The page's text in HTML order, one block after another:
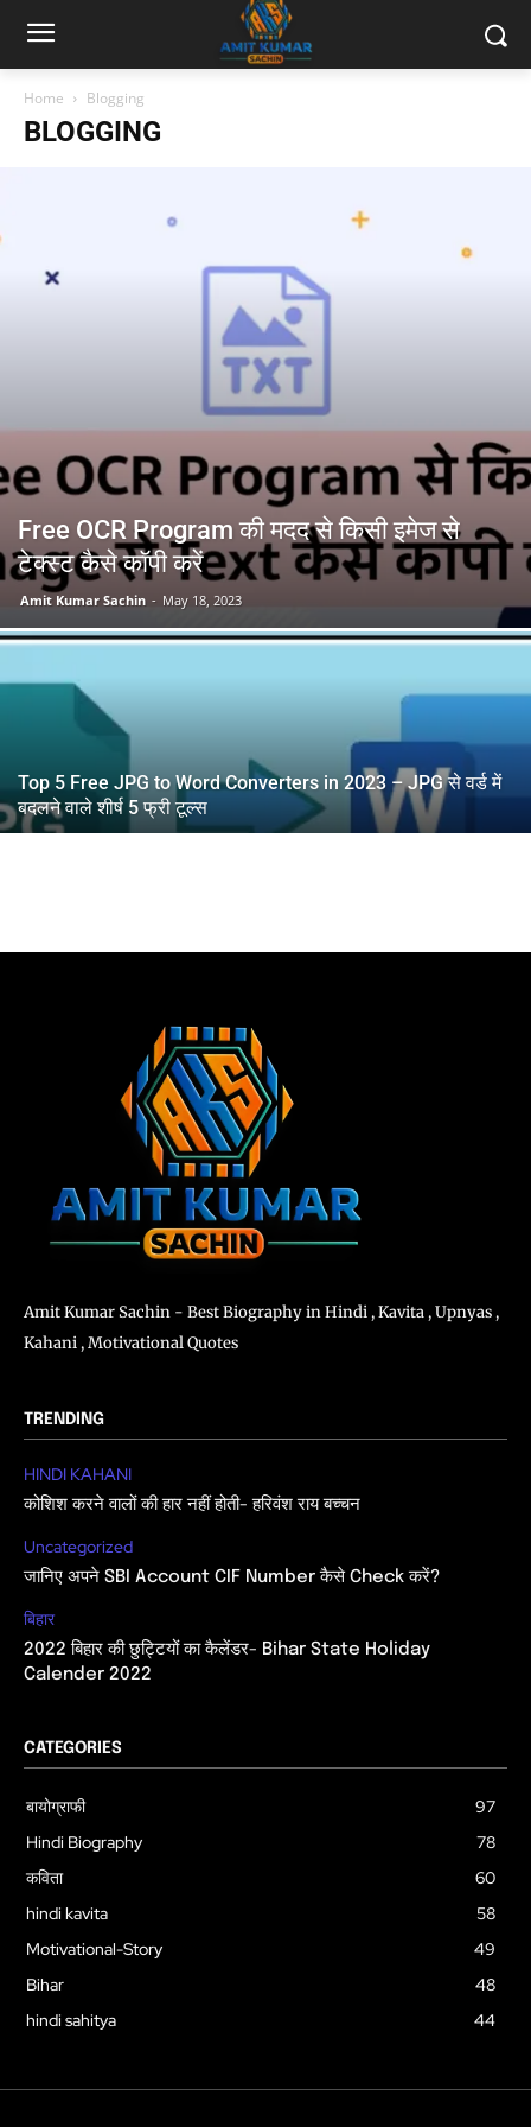
Home Blogging
BLOGGING
Free OCR Program की मदद से किसी इमेज से
टेक्स्ट कैसे कॉपी करें
Amit Kumar Sachin - May 18, 2023
Top 5 Free JPG to Word Converters in 2023 – JPG से वर्ड में
बदलने वाले शीर्ष 5 फ्री टूल्स
Amit Kumar Sachin - Best Biography in Hindi , Kavita , Upnyas ,
Kahani , Motivational Quotes
TRENDING
HINDI KAHANI
कोशिश करने वालों की हार नहीं होती- हरिवंश राय बच्चन
Uncategorized
जानिए अपने SBI Account CIF Number कैसे Check करें?
बिहार
2022 बिहार की छुट्टियों का कैलेंडर- Bihar State Holiday
Calender 2022
CATEGORIES
बायोग्राफी
97
Hindi Biography
78
कविता
60
hindi kavita
58
Motivational-Story
49
Bihar
48
hindi sahitya
44